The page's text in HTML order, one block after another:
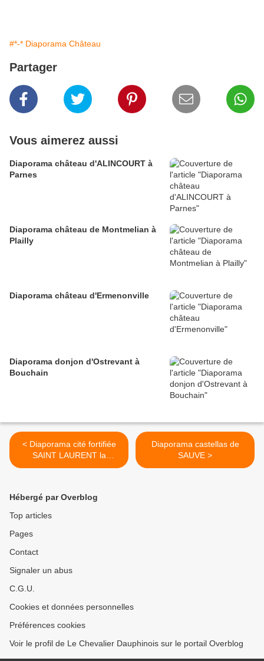
#*-* Diaporama Château
Partager
Vous aimerez aussi
Diaporama château d'ALINCOURT à
Parnes
Diaporama château de Montmelian à
Plailly
Diaporama château d'Ermenonville
Diaporama donjon d'Ostrevant à
Bouchain
< Diaporama cité fortifiée
SAINT LAURENT la
VERNEDE
Diaporama castellas de
SAUVE >
Hébergé par Overblog
Top articles
Pages
Contact
Signaler un abus
C.G.U.
Cookies et données personnelles
Préférences cookies
Voir le profil de Le Chevalier Dauphinois sur le portail Overblog